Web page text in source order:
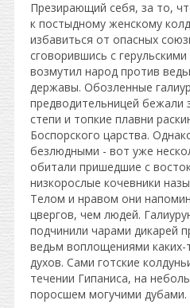
Презирающий себя, за то,
к постыдному женскому
избавиться от опасных
сговорившись с
возмутил народ против
державы. Обозленные
предводительницей бежали
степи и топкие плавни
Боспорского царства.
безлюдными - вот уже
обитали пришедшие с
низкорослые кочевники
Телом и нравом они
цвергов, чем людей.
подчинили чарами дикарей
ведьм воплощениями каких-
духов. Сами готские
течении Гипаниса, на
поросшем могучими дубами.